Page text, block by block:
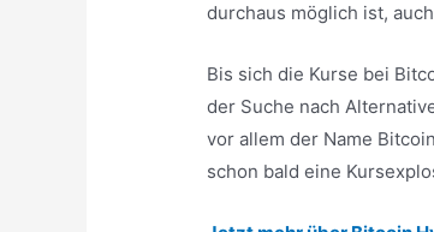
durchaus möglich ist,
Bis sich die Kurse bei
der Suche nach
vor allem der Name
schon bald eine